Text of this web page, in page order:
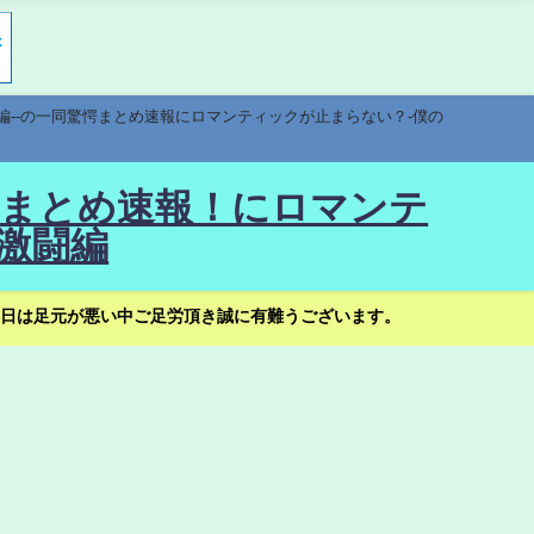
の一同驚愕まとめ速報にロマンティックが止まらない？-僕の
とめ速報！にロマンテ
闘編
足元が悪い中ご足労頂き誠に有難うございます。